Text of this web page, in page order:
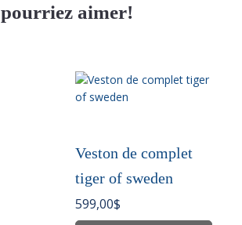
pourriez aimer!
Veston de complet
tiger of sweden
599,00$
Ce
produit
variations.
options
peuvent
être